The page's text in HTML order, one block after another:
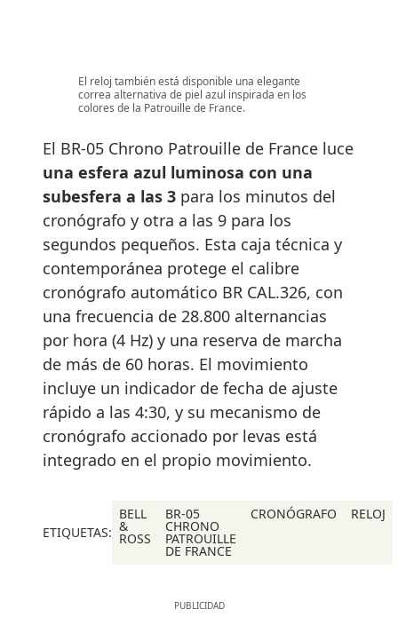
El reloj también está disponible una elegante
correa alternativa de piel azul inspirada en los
colores de la Patrouille de France.
El BR-05 Chrono Patrouille de France luce
una esfera azul luminosa con una
subesfera a las 3 para los minutos del
cronógrafo y otra a las 9 para los
segundos pequeños. Esta caja técnica y
contemporánea protege el calibre
cronógrafo automático BR CAL.326, con
una frecuencia de 28.800 alternancias
por hora (4 Hz) y una reserva de marcha
de más de 60 horas. El movimiento
incluye un indicador de fecha de ajuste
rápido a las 4:30, y su mecanismo de
cronógrafo accionado por levas está
integrado en el propio movimiento.
ETIQUETAS:
BELL
&
ROSS
BR-05
CHRONO
PATROUILLE
DE FRANCE
CRONÓGRAFO RELOJ